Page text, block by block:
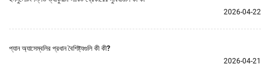
2026-04-22
প্যান অ্যাসেম্বলির প্রধান বৈশিষ্ট্যগুলি কী কী?
2026-04-21